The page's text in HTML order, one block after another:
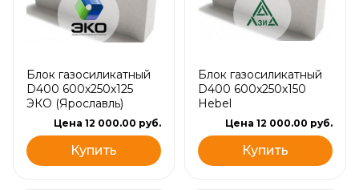
Блок газосиликатный
D400 600х250х125
ЭКО (Ярославль)
Цена 12 000.00 руб.
Купить
Блок газосиликатный
D400 600х250х150
Hebel
Цена 12 000.00 руб.
Купить